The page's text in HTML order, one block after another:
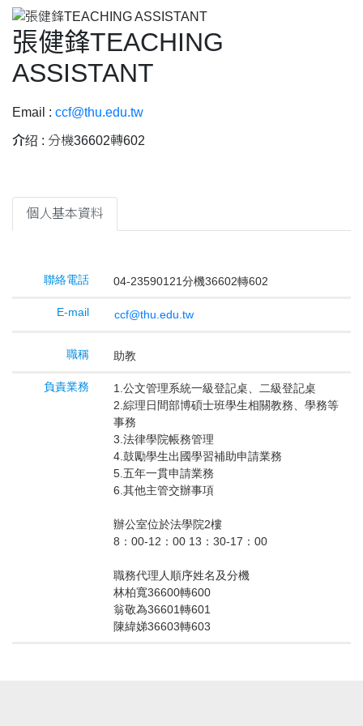
張健鋒TEACHING
ASSISTANT
Email : ccf@thu.edu.tw
介绍 : 分機36602轉602
個人基本資料
聯絡電話 04-23590121分機36602轉602
E-mail ccf@thu.edu.tw
職稱 助教
負責業務
1.公文管理系統一級登記桌、二級登記桌
2.綜理日間部博碩士班學生相關教務、學務等
事務
3.法律學院帳務管理
4.鼓勵學生出國學習補助申請業務
5.五年一貫申請業務
6.其他主管交辦事項
辦公室位於法學院2樓
8：00-12：00 13：30-17：00
職務代理人順序姓名及分機
林柏寬36600轉600
翁敬為36601轉601
陳緯娣36603轉603